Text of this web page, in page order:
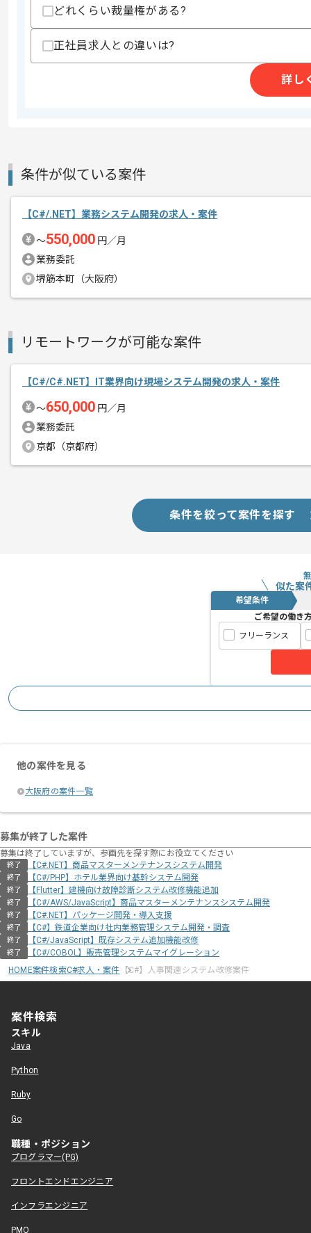
エージェントからのコ
週5日常駐での作業を想定しております
どれくらい裁量権がある?
正社員求人との違いは?
詳し
条件が似ている案件
【C#/.NET】業務システム開発の求人・案件
〜550,000 円／月
業務委託
堺筋本町（大阪府）
リモートワークが可能な案件
【C#/C#.NET】IT業界向け現場システム開発の求人・案件
〜650,000 円／月
業務委託
京都（京都府）
条件を絞って案件を探す
似た案
希望条件
ご希望の働き
フリーランス
他の案件を見る
大阪府の案件一覧
募集が終了した案件
募集は終了していますが、参画先を探す際にお役立てください
終了 【C#.NET】商品マスターメンテナンスシステム開発
終了 【C#/PHP】ホテル業界向け基幹システム開発
終了 【Flutter】建機向け故障診断システム改修機能追加
終了 【C#/AWS/JavaScript】商品マスターメンテナンスシステム開発
終了 【C#.NET】パッケージ開発・導入支援
終了 【C#】鉄道企業向け社内業務管理システム開発・調査
終了 【C#/JavaScript】既存システム追加機能改修
終了
【C#/COBOL】販売管理システムマイグレーション
HOME案件検索C#求人・案件 【C#】人事関連システム改修案件
案件検索
スキル
Java
Python
Ruby
Go
職種・ポジション
プログラマー(PG)
フロントエンドエンジニア
インフラエンジニア
PMO